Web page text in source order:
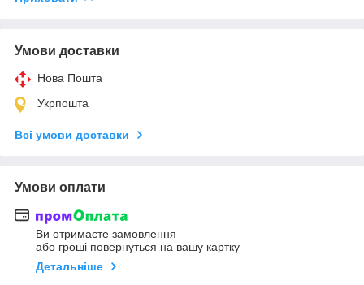
Умови доставки
Нова Пошта
Укрпошта
Всі умови доставки
Умови оплати
Ви отримаєте замовлення
або гроші повернуться на вашу картку
Детальніше